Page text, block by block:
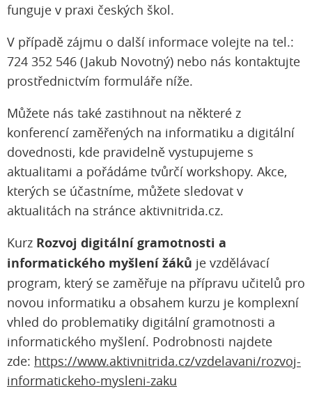
funguje v praxi českých škol.
V případě zájmu o další informace volejte na tel.:
724 352 546 (Jakub Novotný) nebo nás kontaktujte
prostřednictvím formuláře níže.
Můžete nás také zastihnout na některé z
konferencí zaměřených na informatiku a digitální
dovednosti, kde pravidelně vystupujeme s
aktualitami a pořádáme tvůrčí workshopy. Akce,
kterých se účastníme, můžete sledovat v
aktualitách na stránce aktivnitrida.cz.
Kurz Rozvoj digitální gramotnosti a
informatického myšlení žáků je vzdělávací
program, který se zaměřuje na přípravu učitelů pro
novou informatiku a obsahem kurzu je komplexní
vhled do problematiky digitální gramotnosti a
informatického myšlení. Podrobnosti najdete
zde: https://www.aktivnitrida.cz/vzdelavani/rozvoj-
informatickeho-mysleni-zaku